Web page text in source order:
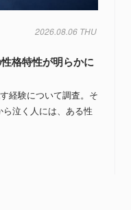
2026.08.06 THU
格特性が明らかに
経験について調査。そ
泣く人には、ある性